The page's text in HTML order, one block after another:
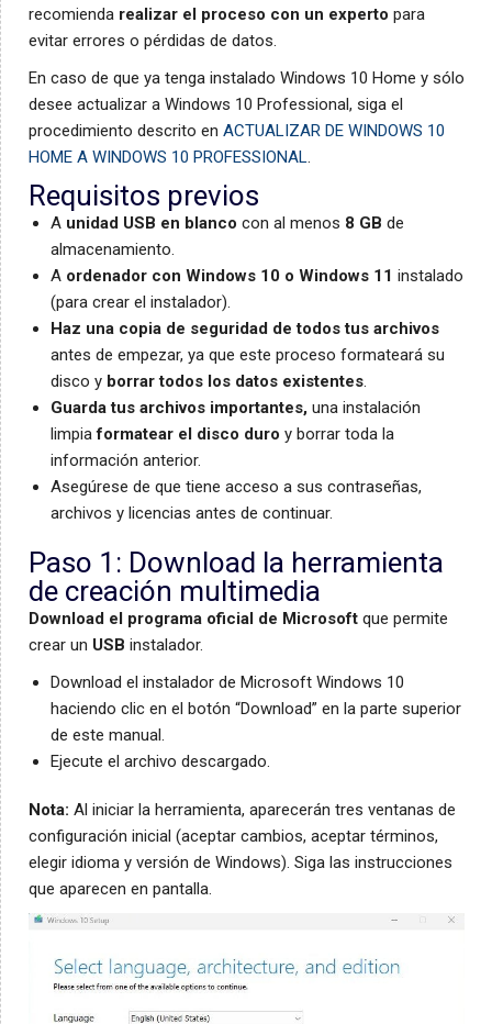
recomienda realizar el proceso con un experto para
evitar errores o pérdidas de datos.
En caso de que ya tenga instalado Windows 10 Home y sólo
desee actualizar a Windows 10 Professional, siga el
procedimiento descrito en ACTUALIZAR DE WINDOWS 10
HOME A WINDOWS 10 PROFESSIONAL.
Requisitos previos
A unidad USB en blanco con al menos 8 GB de
almacenamiento.
A ordenador con Windows 10 o Windows 11 instalado
(para crear el instalador).
Haz una copia de seguridad de todos tus archivos
antes de empezar, ya que este proceso formateará su
disco y borrar todos los datos existentes.
Guarda tus archivos importantes, una instalación
limpiaformatear el disco duro y borrar toda la
información anterior.
Asegúrese de que tiene acceso a sus contraseñas,
archivos y licencias antes de continuar.
Paso 1: Download la herramienta
de creación multimedia
Download el programa oficial de Microsoft que permite
crear un USB instalador.
Download el instalador de Microsoft Windows 10
haciendo clic en el botón “Download” en la parte superior
de este manual.
Ejecute el archivo descargado.
Nota: Al iniciar la herramienta, aparecerán tres ventanas de
configuración inicial (aceptar cambios, aceptar términos,
elegir idioma y versión de Windows). Siga las instrucciones
que aparecen en pantalla.